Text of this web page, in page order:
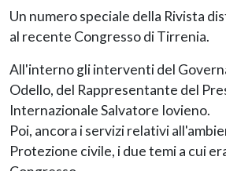
Un numero speciale della Rivista
al recente Congresso di Tirrenia.
All'interno gli interventi del
Odello, del Rappresentante del
Internazionale Salvatore Iovieno.
Poi, ancora i servizi relativi
Protezione civile, i due temi a cui